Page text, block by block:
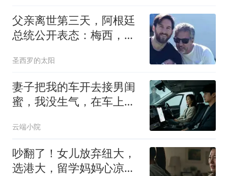
父亲离世第三天，阿根廷
总统公开表态：梅西，配
圣西罗的太阳
妻子把我的车开去接男闺
蜜，我没生气，在车上装
云端小院
吵翻了！女儿放弃纽大，
选港大，留学妈妈心凉透